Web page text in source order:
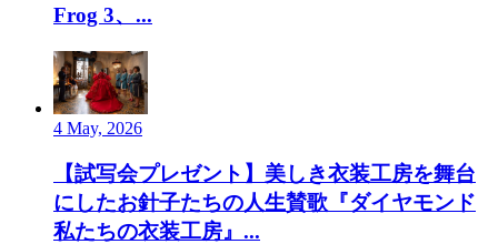
Frog 3、...
4 May, 2026
【試写会プレゼント】美しき衣装工房を舞台
にしたお針子たちの人生賛歌『ダイヤモンド
私たちの衣装工房』...